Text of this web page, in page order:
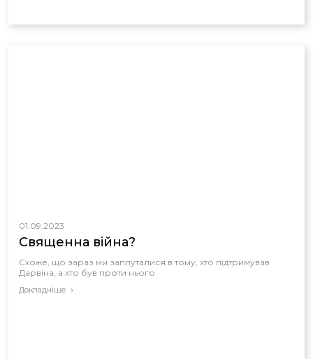
01.09.2023
Священна війна?
Схоже, що зараз ми заплуталися в тому, хто підтримував
Дарвіна, а хто був проти нього
Докладніше